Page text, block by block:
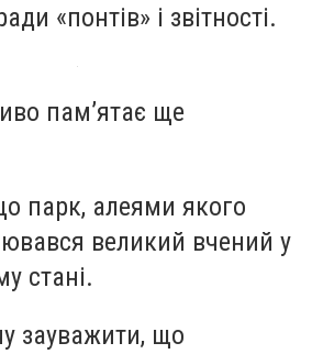
«понтів» і звітності.
пам’ятає ще
парк, алеями якого
великий вчений у
стані.
зауважити, що